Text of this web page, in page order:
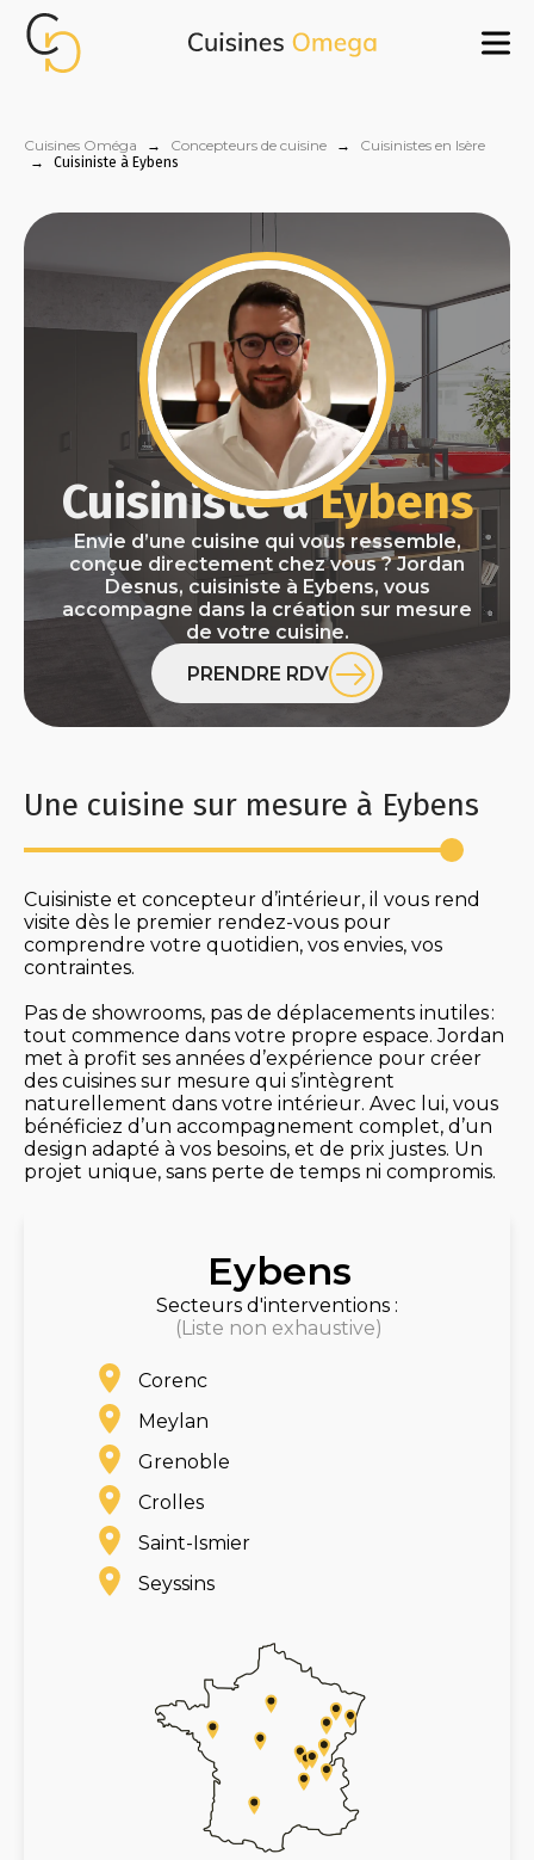
Cuisines Oméga → Concepteurs de cuisine →
Cuisinistes en Isère
→
Cuisiniste à Eybens
Cuisiniste àEybens
Envie d’une cuisine qui vous ressemble,
conçue directement chez vous ? Jordan
Desnus, cuisiniste à Eybens, vous
accompagne dans la création sur mesure
de votre cuisine.
PRENDRE RDV
Une cuisine sur mesure à Eybens
Cuisiniste et concepteur d’intérieur, il vous rend
visite dès le premier rendez-vous pour
comprendre votre quotidien, vos envies, vos
contraintes.
Pas de showrooms, pas de déplacements inutiles :
tout commence dans votre propre espace. Jordan
met à profit ses années d’expérience pour créer
des cuisines sur mesure qui s’intègrent
naturellement dans votre intérieur. Avec lui, vous
bénéficiez d’un accompagnement complet, d’un
design adapté à vos besoins, et de prix justes. Un
projet unique, sans perte de temps ni compromis.
Eybens
Secteurs d'interventions :
(Liste non exhaustive)
Corenc
Meylan
Grenoble
Crolles
Saint-Ismier
Seyssins